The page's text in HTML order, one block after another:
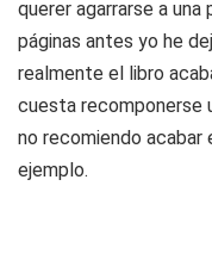
querer agarrarse a una
páginas antes yo he
realmente el libro
cuesta recomponerse
no recomiendo acabar
ejemplo.